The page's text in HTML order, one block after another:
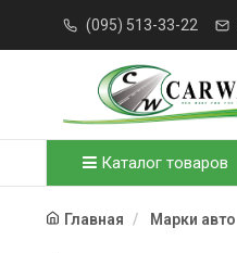
(095) 513-33-22
Каталог товаров
Главная Марки авто